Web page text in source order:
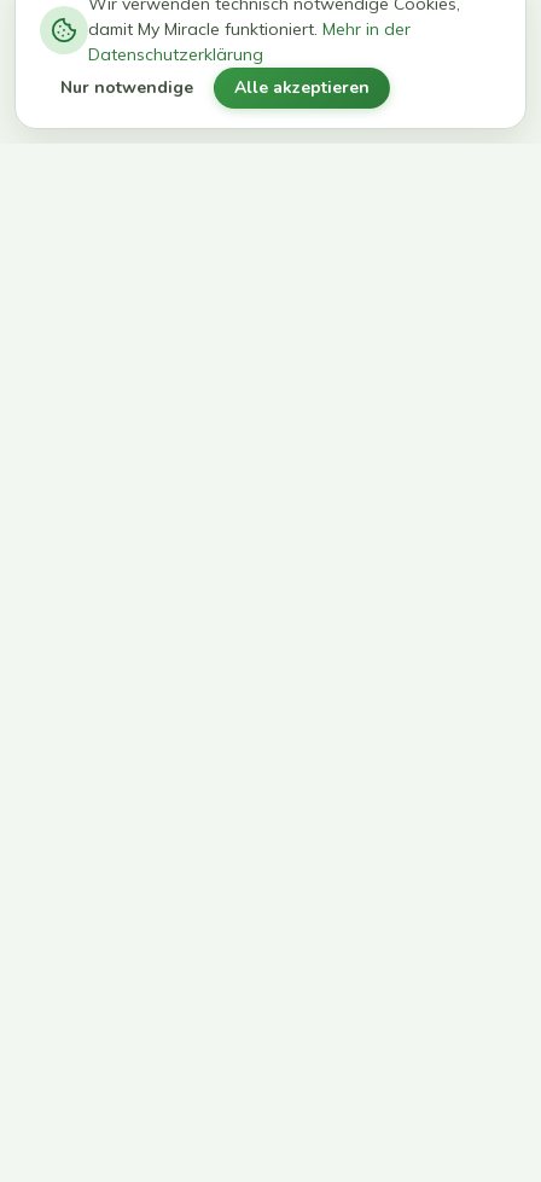
kg in 12
Wochen
erreichen
ihr Ziel
damit My Miracle funktioniert. Mehr in der
Datenschutzerklärung
Nur notwendige Alle akzeptieren